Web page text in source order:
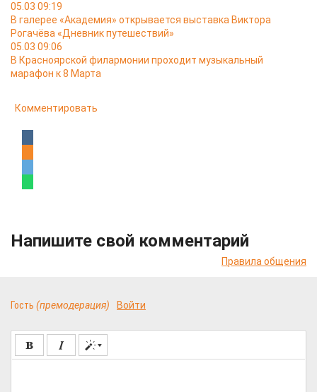
05.03 09:19
В галерее «Академия» открывается выставка Виктора
Рогачёва «Дневник путешествий»
05.03 09:06
В Красноярской филармонии проходит музыкальный
марафон к 8 Марта
Комментировать
Напишите свой комментарий
Правила общения
Гость (премодерация) Войти